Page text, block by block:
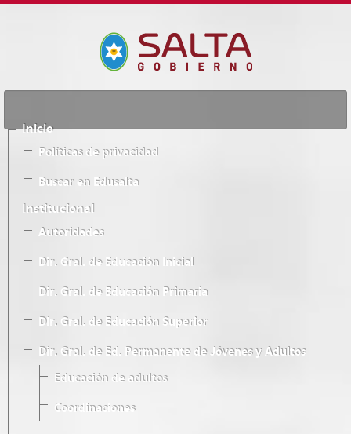
Inicio
Políticas de privacidad
Buscar en Edusalta
Institucional
Autoridades
Dir. Gral. de Educación Inicial
Dir. Gral. de Educación Primaria
Dir. Gral. de Educación Superior
Dir. Gral. de Ed. Permanente de Jóvenes y Adultos
Educación de adultos
Coordinaciones